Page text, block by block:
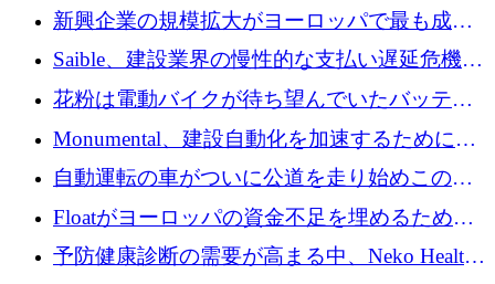
後、アムステルダムに根を張る
新興企業の規模拡大がヨーロッパで最も成功
した創業者を生み出す、アントラー氏が発見
Saible、建設業界の慢性的な支払い遅延危機に
対処するために 290 万ポンドを調達
花粉は電動バイクが待ち望んでいたバッテリ
ー交換ネットワークを構築している
Monumental、建設自動化を加速するためにシ
リーズ B で 3,200 万ドルを確保
自動運転の車がついに公道を走り始めこの国
が世界をリードしようとしている
Floatがヨーロッパの資金不足を埋めるために
シリーズAで450万ユーロを調達
予防健康診断の需要が高まる中、Neko Health